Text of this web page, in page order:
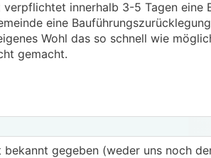
verpflichtet innerhalb 3-5 Tagen eine
eine
Wohl das so schnell wie
gemacht.
gegeben (weder uns noch